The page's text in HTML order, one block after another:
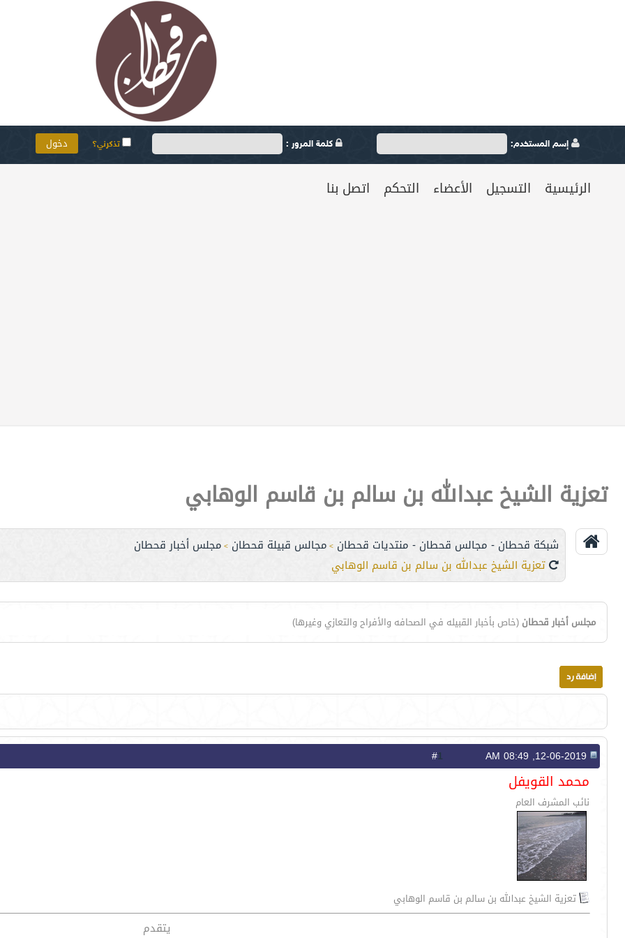
إسم المستخدم: كلمة المرور : تذكرني؟
الرئيسية التسجيل الأعضاء التحكم اتصل بنا
تعزية الشيخ عبدالله بن سالم بن قاسم الوهابي
شبكة قحطان - مجالس قحطان - منتديات قحطان > مجالس قبيلة قحطان > مجلس أخبار قحطان
تعزية الشيخ عبدالله بن سالم بن قاسم الوهابي
مجلس أخبار قحطان (خاص بأخبار القبيله في الصحافه والأفراح والتعازي وغيرها)
1
محمد القويفل
نائب المشرف العام
تعزية الشيخ عبدالله بن سالم بن قاسم الوهابي
يتقدم